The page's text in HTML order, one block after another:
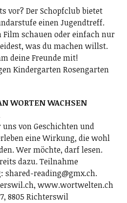
vor? Der Schopfclub bietet
einen Jugendtreff.
Film schauen oder einfach nur
was du machen willst.
deine Freunde mit!
Kindergarten Rosengarten
WORTEN WACHSEN
von Geschichten und
eine Wirkung, die wohl
Wer möchte, darf lesen.
dazu. Teilnahme
shared-reading@gmx.ch.
www.wortwelten.ch
8805 Richterswil